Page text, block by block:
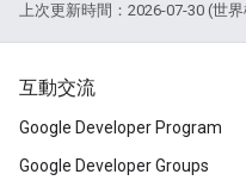
上次更新時間：2026-07-30 (世界
互動交流
Google Developer Program
Google Developer Groups